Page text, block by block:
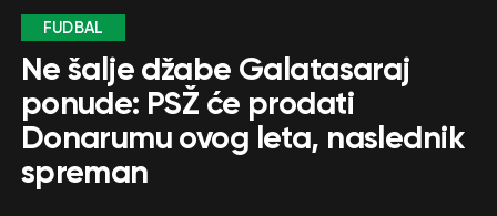
FUDBAL
Ne šalje džabe Galatasaraj
ponude: PSŽ će prodati
Donarumu ovog leta, naslednik
spreman